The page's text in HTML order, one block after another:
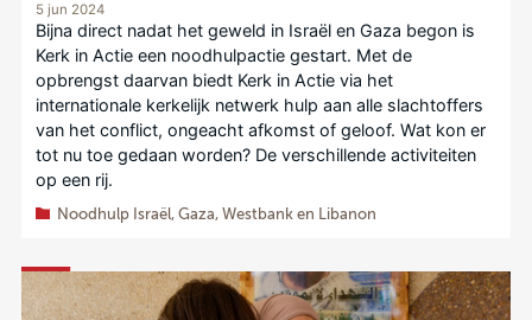
5 jun 2024
Bijna direct nadat het geweld in Israël en Gaza begon is
Kerk in Actie een noodhulpactie gestart. Met de
opbrengst daarvan biedt Kerk in Actie via het
internationale kerkelijk netwerk hulp aan alle slachtoffers
van het conflict, ongeacht afkomst of geloof. Wat kon er
tot nu toe gedaan worden? De verschillende activiteiten
op een rij.
Noodhulp Israël, Gaza, Westbank en Libanon